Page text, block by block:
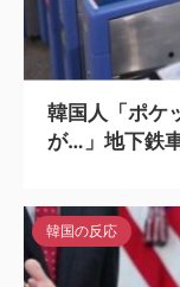
韓国人「ポケ
が…」地下鉄
韓国の反応